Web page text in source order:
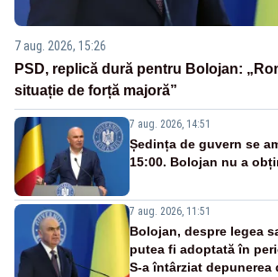
7 aug. 2026, 15:26
PSD, replică dură pentru Bolojan:
situație de forță majoră”
7 aug. 2026, 14:51
Ședința de guvern se
15:00. Bolojan nu a
7 aug. 2026, 11:51
Bolojan, despre legea
putea fi adoptată în
S-a întârziat depunerea